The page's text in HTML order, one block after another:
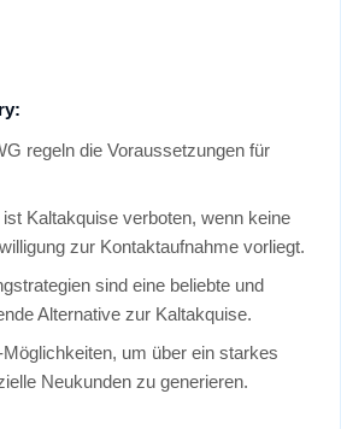
regeln die Voraussetzungen für
ist Kaltakquise verboten, wenn keine
zur Kontaktaufnahme vorliegt.
sind eine beliebte und
Alternative zur Kaltakquise.
um über ein starkes
Neukunden zu generieren.